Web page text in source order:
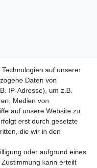
auf unserer
Daten von
IP-Adresse), um z.B.
Medien von
auf unsere Website zu
erst durch gesetzte
die wir in den
oder aufgrund eines
kann erteilt